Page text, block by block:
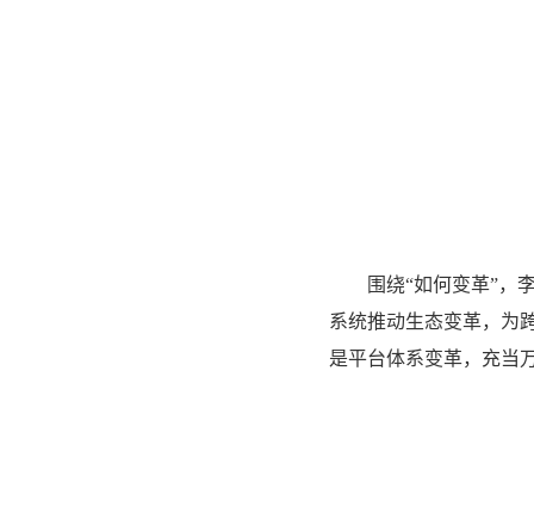
围绕“如何变革”，
系统推动生态变革，为
是平台体系变革，充当